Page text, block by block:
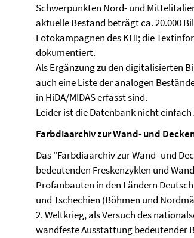
Schwerpunkten Nord- und
aktuelle Bestand beträgt ca. 20.000
Fotokampagnen des KHI; die
dokumentiert.
Als Ergänzung zu den digitalisierten
auch eine Liste der analogen
in HiDA/MIDAS erfasst sind.
Leider ist die Datenbank nicht
Farbdiaarchiv zur Wand- und
Das "Farbdiaarchiv zur Wand- und
bedeutenden Freskenzyklen und
Profanbauten in den Ländern
und Tschechien (Böhmen und
2. Weltkrieg, als Versuch des
wandfeste Ausstattung bedeutender